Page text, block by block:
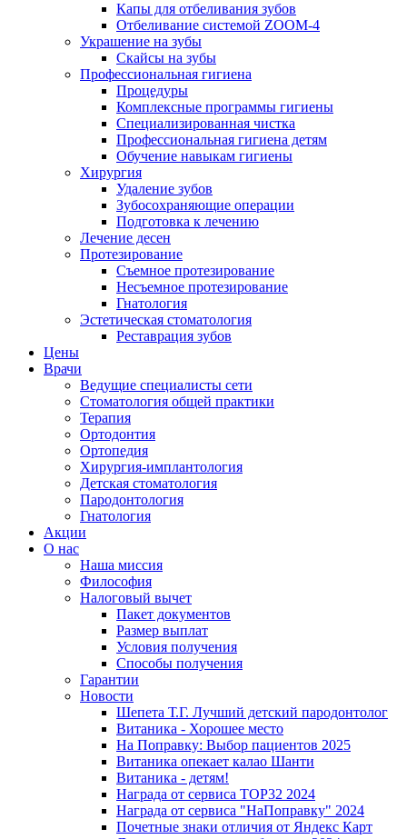
Капы для отбеливания зубов
Отбеливание системой ZOOM-4
Украшение на зубы
Скайсы на зубы
Профессиональная гигиена
Процедуры
Комплексные программы гигиены
Специализированная чистка
Профессиональная гигиена детям
Обучение навыкам гигиены
Хирургия
Удаление зубов
Зубосохраняющие операции
Подготовка к лечению
Лечение десен
Протезирование
Съемное протезирование
Несъемное протезирование
Гнатология
Эстетическая стоматология
Реставрация зубов
Цены
Врачи
Ведущие специалисты сети
Стоматология общей практики
Терапия
Ортодонтия
Ортопедия
Хирургия-имплантология
Детская стоматология
Пародонтология
Гнатология
Акции
О нас
Наша миссия
Философия
Налоговый вычет
Пакет документов
Размер выплат
Условия получения
Способы получения
Гарантии
Новости
Шепета Т.Г. Лучший детский пародонтолог
Витаника - Хорошее место
На Поправку: Выбор пациентов 2025
Витаника опекает калао Шанти
Витаника - детям!
Награда от сервиса TOP32 2024
Награда от сервиса "НаПоправку" 2024
Почетные знаки отличия от Яндекс Карт